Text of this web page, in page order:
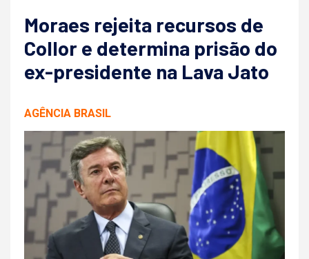
Moraes rejeita recursos de
Collor e determina prisão do
ex-presidente na Lava Jato
AGÊNCIA BRASIL